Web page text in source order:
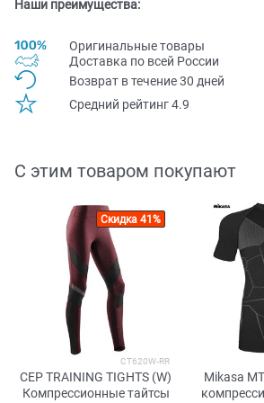
Наши преимущества:
Оригинальные товары
Доставка по всей Pоссии
Возврат в течение 30 дней
Средний рейтинг 4.9
С этим товаром покупают
Скидка 41%
CT620W-RR
CEP TRAINING TIGHTS (W)
Компрессионные тайтсы
Mikasa